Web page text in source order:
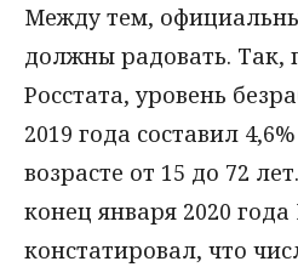
Между тем,
должны радовать.
Росстата, уровень
2019 года составил
возрасте от 15 до 72
конец января 2020
констатировал, что